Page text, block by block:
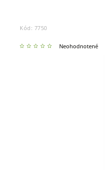
Kód: 7750
Neohodnotené